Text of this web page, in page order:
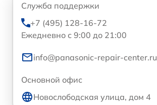
Служба поддержки
+7 (495) 128-16-72
Ежедневно с 9:00 до 21:00
info@panasonic-repair-center.ru
Основной офис
Новослободская улица, дом 4